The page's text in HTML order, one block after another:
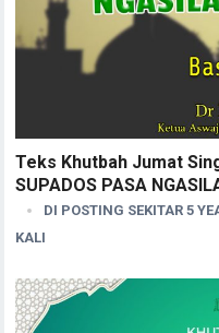
Teks Khutbah Jumat
SUPADOS PASA
DI POSTING SEKITAR 5
KALI